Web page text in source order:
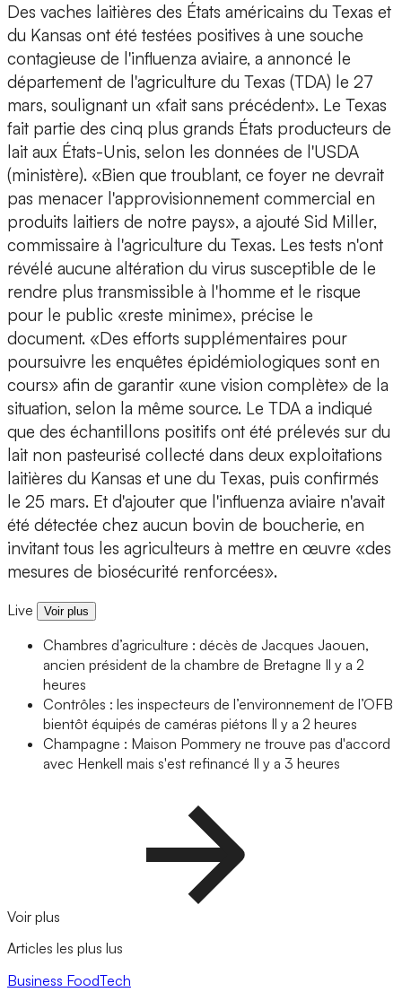
Des vaches laitières des États américains du Texas et
du Kansas ont été testées positives à une souche
contagieuse de l'influenza aviaire, a annoncé le
département de l'agriculture du Texas (TDA) le 27
mars, soulignant un «fait sans précédent». Le Texas
fait partie des cinq plus grands États producteurs de
lait aux États-Unis, selon les données de l'USDA
(ministère). «Bien que troublant, ce foyer ne devrait
pas menacer l'approvisionnement commercial en
produits laitiers de notre pays», a ajouté Sid Miller,
commissaire à l'agriculture du Texas. Les tests n'ont
révélé aucune altération du virus susceptible de le
rendre plus transmissible à l'homme et le risque
pour le public «reste minime», précise le
document. «Des efforts supplémentaires pour
poursuivre les enquêtes épidémiologiques sont en
cours» afin de garantir «une vision complète» de la
situation, selon la même source. Le TDA a indiqué
que des échantillons positifs ont été prélevés sur du
lait non pasteurisé collecté dans deux exploitations
laitières du Kansas et une du Texas, puis confirmés
le 25 mars. Et d'ajouter que l'influenza aviaire n'avait
été détectée chez aucun bovin de boucherie, en
invitant tous les agriculteurs à mettre en œuvre «des
mesures de biosécurité renforcées».
Live Voir plus
Chambres d’agriculture : décès de Jacques Jaouen,
ancien président de la chambre de Bretagne Il y a 2
heures
Contrôles : les inspecteurs de l’environnement de l’OFB
bientôt équipés de caméras piétons Il y a 2 heures
Champagne : Maison Pommery ne trouve pas d'accord
avec Henkell mais s'est refinancé Il y a 3 heures
Voir plus
Articles les plus lus
Business FoodTech